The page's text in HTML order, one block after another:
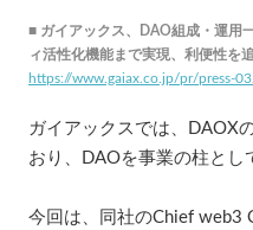
■ ガイアックス、DAO組成・運用
ィ活性化機能まで実現、利便性を
https://www.gaiax.co.jp/pr/press-
ガイアックスでは、DAOX
おり、DAOを事業の柱とし
今回は、同社のChief web3